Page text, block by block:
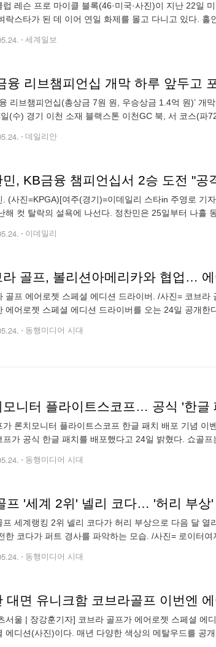
럽 레슨 프로 마이클 블록(46·미국·사진)이 지난 22일
락스타가 된 데 이어 연일 화제를 몰고 다니고 있다. 홀
세계일보
융 리브챔피언십 개막 하루 앞두고
리브챔피언십(총상금 7원 원, 우승상금 1.4억 원)’
(수) 경기 이천 소재 블랙스톤 이천GC 북, 서 코스(파
데일리안
민, KB금융 챔피언십서 2승 도전 "공
. (사진=KPGA)[여주(경기)=이데일리 스타in 주영로 기
해 컷 탈락의 설욕에 나선다. 정찬민은 25일부터 나흘
이데일리
라 골프, 볼리션아메리카와 협업…
골프 에어로젯 스페셜 에디션 드라이버. /사진= 코브
에어로젯 스페셜 에디션 드라이버를 오는 24일 공개한
동행미디어 시대
모니터 플라이트스코프… 공식 '한글
가 론치모니터 플라이트스코프 한글 패치 배포 기념
프가 공식 한글 패치를 배포했다고 24일 밝혔다. 쇼골
동행미디어 시대
프 '세계 2위' 넬리 코다… '허리 부상
프 세계랭킹 2위 넬리 코다가 허리 부상으로 다음 달
한 코다가 퍼트 경사를 파악하는 모습. /사진= 로이터
동행미디어 시대
서울 | 장강훈기자] 코브라 골프가 에어로젯 스페셜 에
에디션(사진)이다. 매년 다양한 색상의 메탈우드를 공